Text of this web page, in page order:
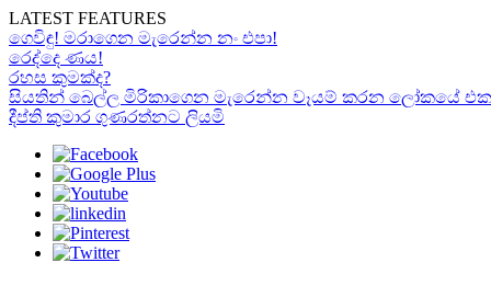
LATEST FEATURES
ගෙවිඳු! මරාගෙන මැරෙන්න නං එපා!
රෙද්දෙ ණය!
රහස කුමක්ද?
සියතින් බෙල්ල මිරිකාගෙන මැරෙන්න වෑයම් කරන ලෝකයේ එකම
දීප්ති කුමාර ගුණරත්නට ලියමි